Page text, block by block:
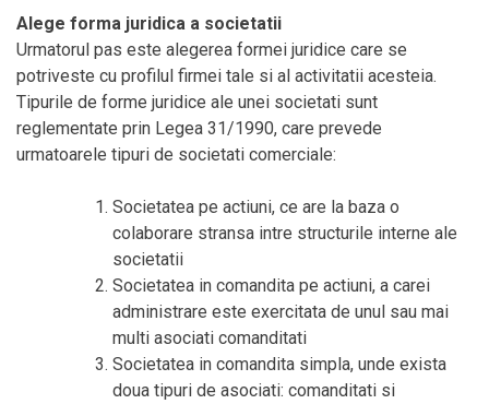
Alege forma juridica a societatii
Urmatorul pas este alegerea formei juridice care se
potriveste cu profilul firmei tale si al activitatii acesteia.
Tipurile de forme juridice ale unei societati sunt
reglementate prin Legea 31/1990, care prevede
urmatoarele tipuri de societati comerciale:
Societatea pe actiuni, ce are la baza o
colaborare stransa intre structurile interne ale
societatii
Societatea in comandita pe actiuni, a carei
administrare este exercitata de unul sau mai
multi asociati comanditati
Societatea in comandita simpla, unde exista
doua tipuri de asociati: comanditati si